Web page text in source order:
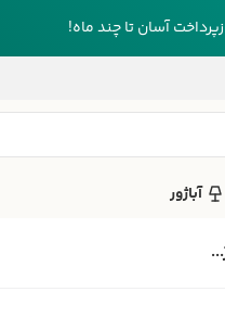
آسان تا چند ماه!
آباژور